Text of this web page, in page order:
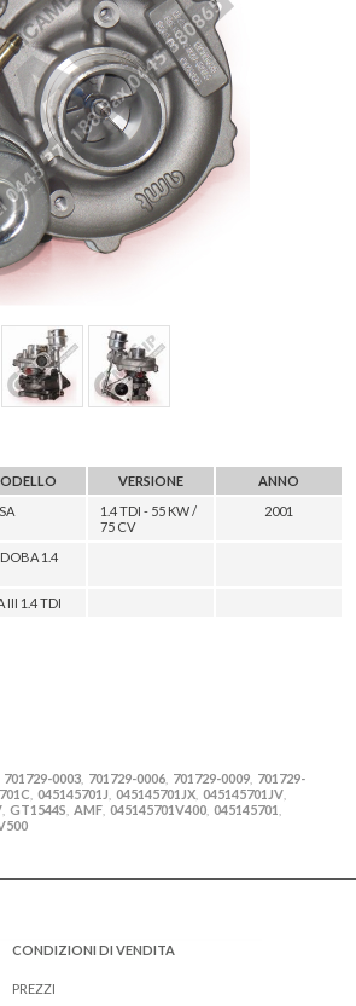
VERSIONE
ANNO
1.4 TDI - 55 KW /
75 CV
2001
1.4
III 1.4 TDI
701729-0003 701729-0006 701729-0009 701729-
045145701J 045145701JX 045145701JV
GT1544S AMF 045145701V400 045145701
CONDIZIONI DI VENDITA
PREZZI